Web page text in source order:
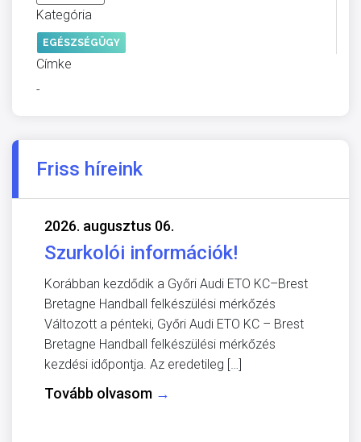
Kategória
EGÉSZSÉGÜGY
Címke
-
Friss híreink
2026. augusztus 06.
Szurkolói információk!
Korábban kezdődik a Győri Audi ETO KC–Brest
Bretagne Handball felkészülési mérkőzés
Változott a pénteki, Győri Audi ETO KC – Brest
Bretagne Handball felkészülési mérkőzés
kezdési időpontja. Az eredetileg […]
Tovább olvasom →